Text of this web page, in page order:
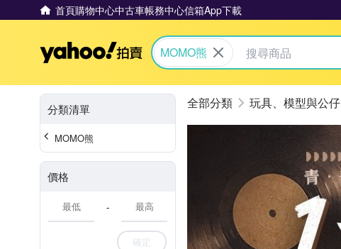
首頁購物中心中古車帳務中心信箱App下載
Yahoo拍賣
MOMO熊
分類清單
MOMO熊
價格
-
確定
玩具、模型與公仔